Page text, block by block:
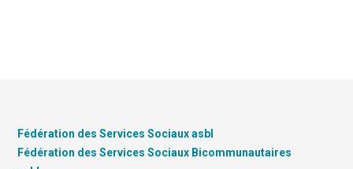
Fédération des Services Sociaux asbl
Fédération des Services Sociaux Bicommunautaires